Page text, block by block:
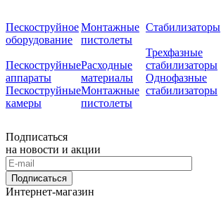
Пескоструйное
оборудование
Пескоструйные
аппараты
Пескоструйные
камеры
Монтажные
пистолеты
Расходные
материалы
Монтажные
пистолеты
Стабилизаторы
Трехфазные
стабилизаторы
Однофазные
стабилизаторы
Подписаться
на новости и акции
Подписаться
Интернет-магазин